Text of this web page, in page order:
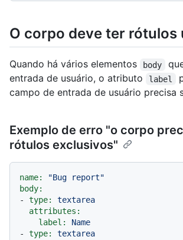
O corpo deve ter rótulos
Quando há vários elementos body
entrada de usuário, o atributo
label
campo de entrada de usuário precisa
Exemplo de erro "o corpo
rótulos exclusivos"
name:
"Bug report"
body:
-
type:
textarea
attributes:
label:
Name
-
type:
textarea